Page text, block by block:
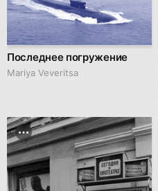
Последнее погружение
Mariya Veveritsa